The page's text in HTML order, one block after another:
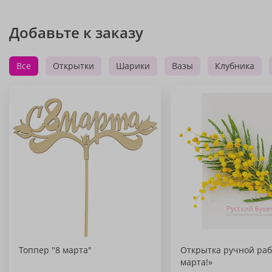
Добавьте к заказу
Все Открытки Шарики Вазы Клубника
Топпер "8 марта"
Открытка ручной
марта!»